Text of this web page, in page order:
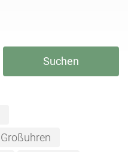
Suchen
Großuhren